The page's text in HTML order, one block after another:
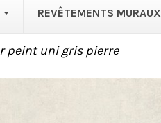
REVÊTEMENTS MURAUX
peint uni gris pierre